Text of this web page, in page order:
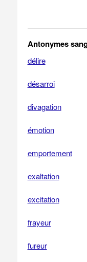
Antonymes
délire
désarroi
divagation
émotion
emportement
exaltation
excitation
frayeur
fureur